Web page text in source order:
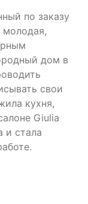
по заказу
молодая,
дом в
свои
кухня,
Giulia
и стала